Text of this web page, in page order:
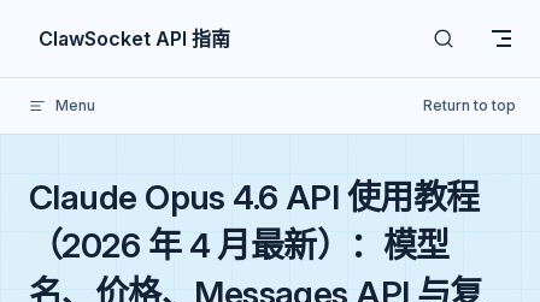
Skip to content
ClawSocket API 指南
Menu Return to top
Claude Opus 4.6 API 使用教程
（2026 年 4 月最新）：模型
名、价格、Messages API 与复